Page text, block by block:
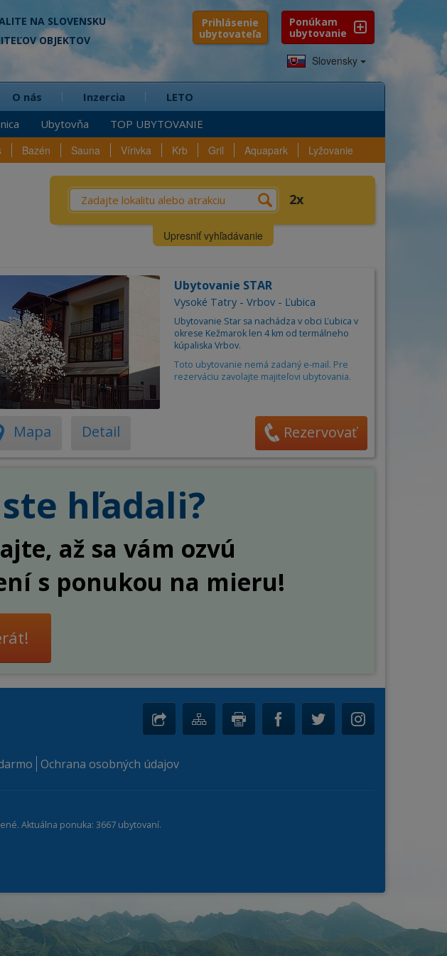
NA SLOVENSKU
OBJEKTOV
Ponúkam
ubytovanie
Prihlásenie
ubytovateľa
Slovensky
Ubytovňa TOP UBYTOVANIE
O nás Inzercia LETO
Bazén Sauna Vírivka Krb Gril Aquapark Lyžovanie
Čo? / Kde? Výber Vybavenosť
2
Chata
Drevenica
Apartmán
Ubytovňa
Hotel
Kemp
Lokalita
Okres
Obec
Cena za osobu/noc od
našli sa2ubytovania
Upresniť vyhľadávanie
Ubytovanie STAR
Vysoké Tatry - Vrbov - Ľubica
Ubytovanie Star sa nachádza v obci Ľubica v
okrese Kežmarok len 4 km od termálneho
kúpaliska Vrbov.
Toto ubytovanie nemá zadaný e-mail. Pre
rezerváciu zavolajte majiteľovi ubytovania.
Mapa Detail Rezervovať
hľadali?
až sa vám ozvú
s ponukou na mieru!
Ochrana osobných údajov
Aktuálna ponuka: 3667 ubytovaní.